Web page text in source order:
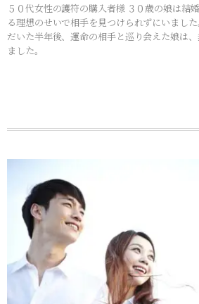
５０代女性の護符の購入者様 ３０歳の娘は結
る理想のせいで相手を見つけられずにいまし
だいた半年後、運命の相手と巡り会えた娘は
ました。